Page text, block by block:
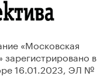
«Московская
зарегистрировано в
16.01.2023, ЭЛ №